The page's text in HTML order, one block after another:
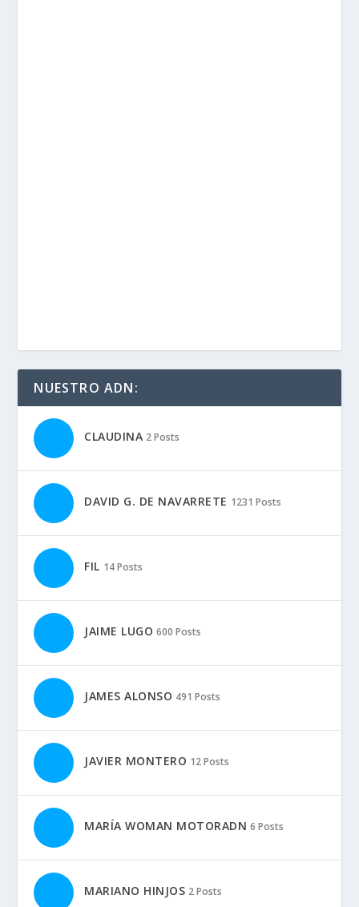
NUESTRO ADN:
CLAUDINA 2 Posts
DAVID G. DE NAVARRETE 1231 Posts
FIL 14 Posts
JAIME LUGO 600 Posts
JAMES ALONSO 491 Posts
JAVIER MONTERO 12 Posts
MARÍA WOMAN MOTORADN 6 Posts
MARIANO HINJOS 2 Posts